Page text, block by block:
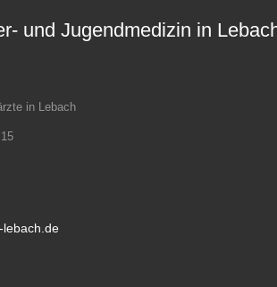
und Jugendmedizin in
in Lebach
lebach.de